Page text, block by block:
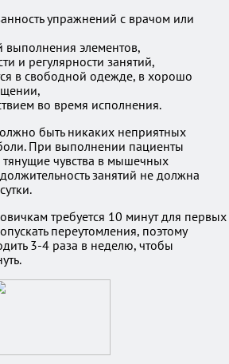
упражнений с врачом или
выполнения элементов,
и регулярности занятий,
в свободной одежде, в хорошо
во время исполнения.
быть никаких неприятных
При выполнении пациенты
чувства в мышечных
занятий не должна
требуется 10 минут для первых
переутомления, поэтому
3-4 раза в неделю, чтобы